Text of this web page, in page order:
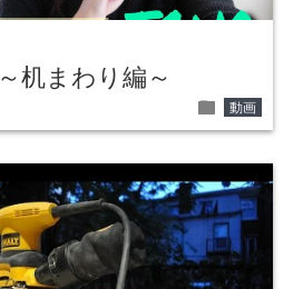
机まわり編～
folder 動画